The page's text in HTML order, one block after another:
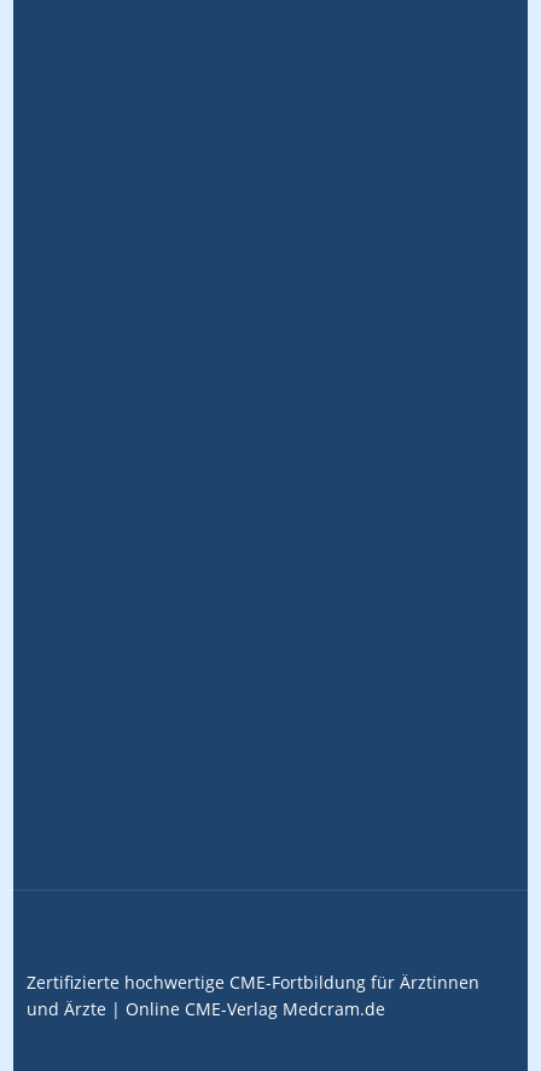
Zertifizierte hochwertige CME-Fortbildung für Ärztinnen
und Ärzte | Online CME-VerlagMedcram.de